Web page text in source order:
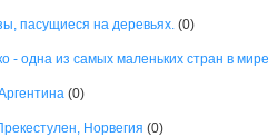
пасущиеся на деревьях. (0)
- одна из самых маленьких стран в
(0)
Норвегия (0)